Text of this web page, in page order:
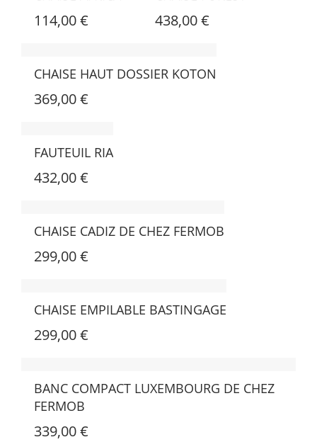
114,00 € 438,00 €
CHAISE HAUT DOSSIER KOTON
369,00 €
FAUTEUIL RIA
432,00 €
CHAISE CADIZ DE CHEZ FERMOB
299,00 €
CHAISE EMPILABLE BASTINGAGE
299,00 €
BANC COMPACT LUXEMBOURG DE CHEZ
FERMOB
339,00 €